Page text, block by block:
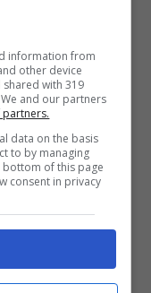
stato un solo
information from
other device
with 319
and our partners
partners.
data on the basis
to by managing
of this page
consent in privacy